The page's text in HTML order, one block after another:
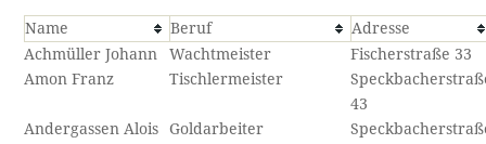
Name Beruf
Adresse
Achmüller Johann
Wachtmeister
Fischerstraße 33
Amon Franz
Tischlermeister
43
Andergassen Alois
Goldarbeiter